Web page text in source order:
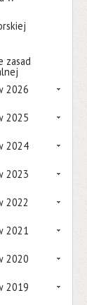
zasad
2026
2025
2024
2023
2022
2021
2020
2019